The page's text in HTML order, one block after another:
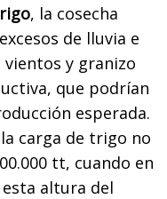
, la cosecha
de lluvia e
y granizo
que podrían
esperada.
carga de trigo no
tt, cuando en
altura del